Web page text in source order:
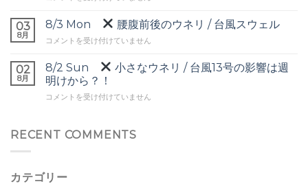
ネ
は
ー
ッ
の
ワ
イ
レ
イ
▼
頭
前
の
ワ
ド
イ
03
8月
8/3 Mon 腰腹前後のウネリ / 台風スウェル
8/3
腰
腹
前
ウ
台
コメントを受け付けていません
02
8月
8/2 Sun
小さなウネリ / 台風13号の影響は週
明けから？！
8/2
小
ネ
コメントを受け付けていません
RECENT COMMENTS
カテゴリー